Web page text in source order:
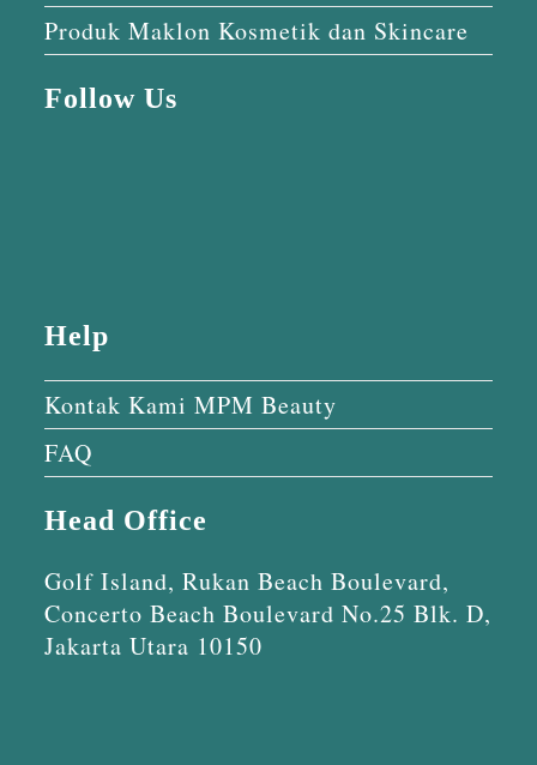
Produk Maklon Kosmetik dan Skincare
Follow Us
Help
Kontak Kami MPM Beauty
FAQ
Head Office
Golf Island, Rukan Beach Boulevard,
Concerto Beach Boulevard No.25 Blk. D,
Jakarta Utara 10150